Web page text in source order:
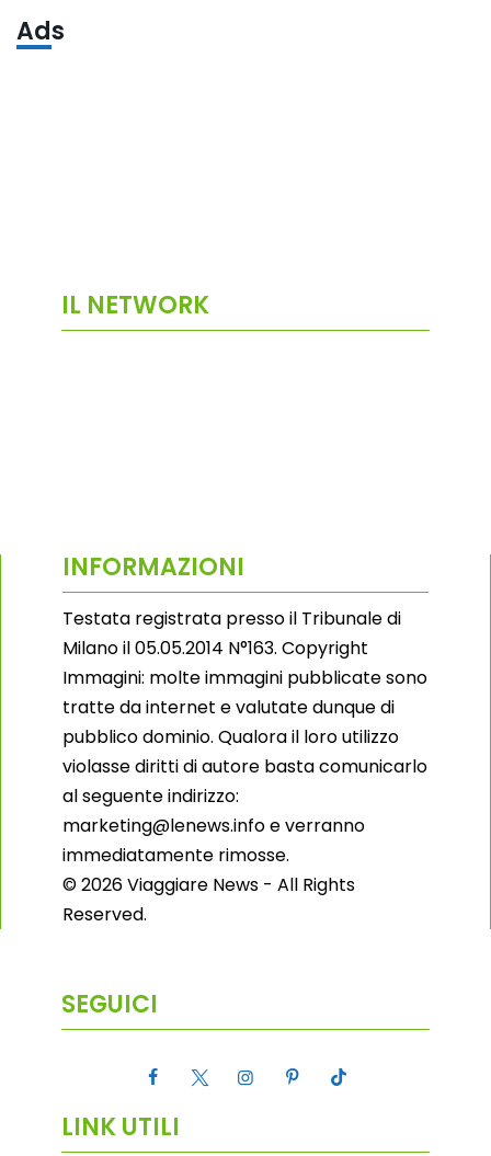
Ads
IL NETWORK
INFORMAZIONI
Testata registrata presso il Tribunale di
Milano il 05.05.2014 N°163. Copyright
Immagini: molte immagini pubblicate sono
tratte da internet e valutate dunque di
pubblico dominio. Qualora il loro utilizzo
violasse diritti di autore basta comunicarlo
al seguente indirizzo:
marketing@lenews.info e verranno
immediatamente rimosse.
© 2026 Viaggiare News - All Rights
Reserved.
SEGUICI
LINK UTILI